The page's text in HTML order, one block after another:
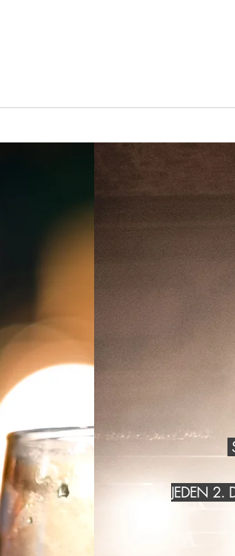
konnte nicht gefunden werden
zurückkehren und es erneut versuchen.
Zur Gruppenliste
JEDEN 2.